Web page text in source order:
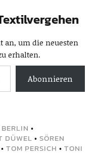
an, um die neuesten
erhalten.
Abonnieren
•
DÜWEL • SÖREN
• TOM PERSICH • TONI